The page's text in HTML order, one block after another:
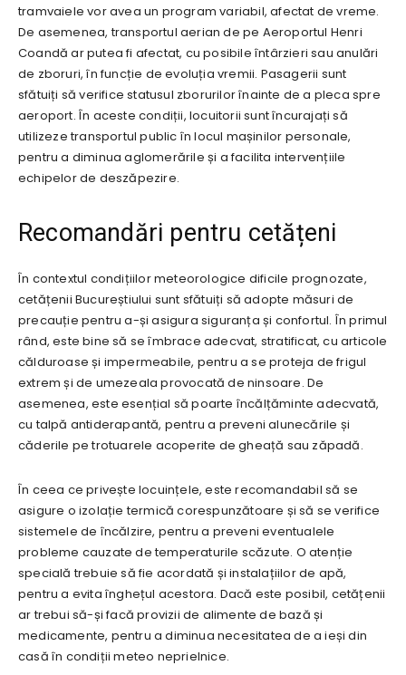
tramvaiele vor avea un program variabil, afectat de vreme.
De asemenea, transportul aerian de pe Aeroportul Henri
Coandă ar putea fi afectat, cu posibile întârzieri sau anulări
de zboruri, în funcție de evoluția vremii. Pasagerii sunt
sfătuiți să verifice statusul zborurilor înainte de a pleca spre
aeroport. În aceste condiții, locuitorii sunt încurajați să
utilizeze transportul public în locul mașinilor personale,
pentru a diminua aglomerările și a facilita intervențiile
echipelor de deszăpezire.
Recomandări pentru cetățeni
În contextul condițiilor meteorologice dificile prognozate,
cetățenii Bucureștiului sunt sfătuiți să adopte măsuri de
precauție pentru a-și asigura siguranța și confortul. În primul
rând, este bine să se îmbrace adecvat, stratificat, cu articole
călduroase și impermeabile, pentru a se proteja de frigul
extrem și de umezeala provocată de ninsoare. De
asemenea, este esențial să poarte încălțăminte adecvată,
cu talpă antiderapantă, pentru a preveni alunecările și
căderile pe trotuarele acoperite de gheață sau zăpadă.
În ceea ce privește locuințele, este recomandabil să se
asigure o izolație termică corespunzătoare și să se verifice
sistemele de încălzire, pentru a preveni eventualele
probleme cauzate de temperaturile scăzute. O atenție
specială trebuie să fie acordată și instalațiilor de apă,
pentru a evita înghețul acestora. Dacă este posibil, cetățenii
ar trebui să-și facă provizii de alimente de bază și
medicamente, pentru a diminua necesitatea de a ieși din
casă în condiții meteo neprielnice.